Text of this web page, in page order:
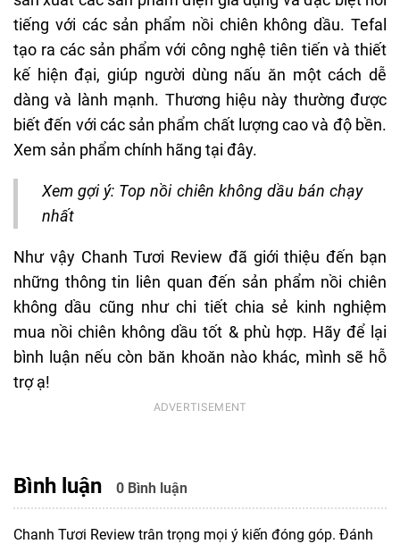
tiếng với các sản phẩm nồi chiên không dầu. Tefal
tạo ra các sản phẩm với công nghệ tiên tiến và thiết
kế hiện đại, giúp người dùng nấu ăn một cách dễ
dàng và lành mạnh. Thương hiệu này thường được
biết đến với các sản phẩm chất lượng cao và độ bền.
Xem sản phẩm chính hãng tại đây.
Xem gợi ý: Top nồi chiên không dầu bán chạy
nhất
Như vậy Chanh Tươi Review đã giới thiệu đến bạn
những thông tin liên quan đến sản phẩm nồi chiên
không dầu cũng như chi tiết chia sẻ kinh nghiệm
mua nồi chiên không dầu tốt & phù hợp. Hãy để lại
bình luận nếu còn băn khoăn nào khác, mình sẽ hỗ
trợ ạ!
Bình luận 0 Bình luận
Chanh Tươi Review trân trọng mọi ý kiến đóng góp. Đánh